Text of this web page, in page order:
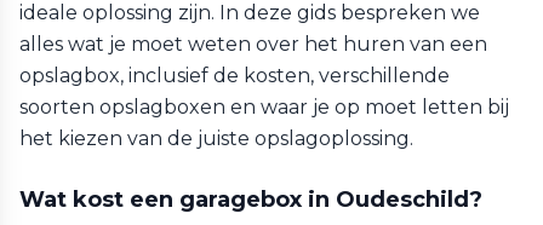
ideale oplossing zijn. In deze gids bespreken we
alles wat je moet weten over het huren van een
opslagbox, inclusief de kosten, verschillende
soorten opslagboxen en waar je op moet letten bij
het kiezen van de juiste opslagoplossing.
Wat kost een garagebox in Oudeschild?